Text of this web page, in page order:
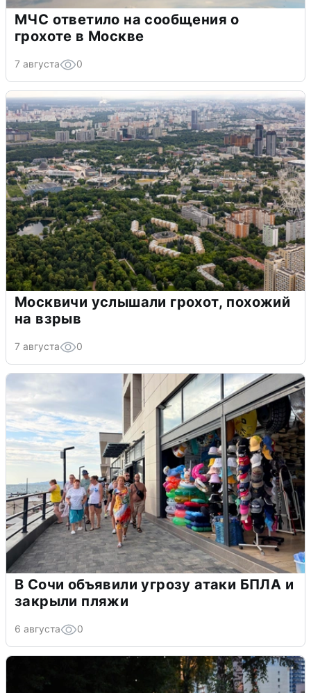
МЧС ответило на сообщения о
грохоте в Москве
7 августа 0
Москвичи услышали грохот, похожий
на взрыв
7 августа 0
В Сочи объявили угрозу атаки БПЛА и
закрыли пляжи
6 августа 0